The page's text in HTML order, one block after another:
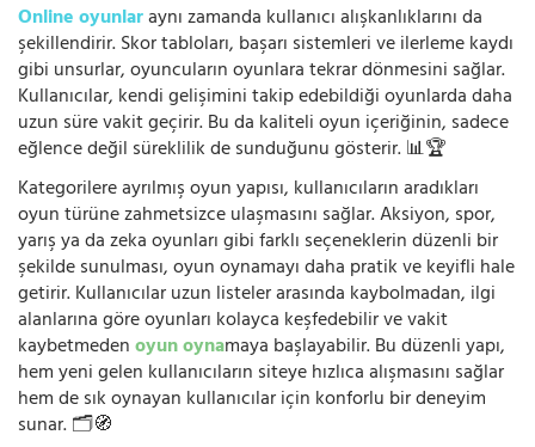
Online oyunlaraynı zamanda kullanıcı alışkanlıklarını da
şekillendirir. Skor tabloları, başarı sistemleri ve ilerleme kaydı
gibi unsurlar, oyuncuların oyunlara tekrar dönmesini sağlar.
Kullanıcılar, kendi gelişimini takip edebildiği oyunlarda daha
uzun süre vakit geçirir. Bu da kaliteli oyun içeriğinin, sadece
eğlence değil süreklilik de sunduğunu gösterir. 📊🏆
Kategorilere ayrılmış oyun yapısı, kullanıcıların aradıkları
oyun türüne zahmetsizce ulaşmasını sağlar. Aksiyon, spor,
yarış ya da zeka oyunları gibi farklı seçeneklerin düzenli bir
şekilde sunulması, oyun oynamayı daha pratik ve keyifli hale
getirir. Kullanıcılar uzun listeler arasında kaybolmadan, ilgi
alanlarına göre oyunları kolayca keşfedebilir ve vakit
kaybetmedenoyun oynamaya başlayabilir. Bu düzenli yapı,
hem yeni gelen kullanıcıların siteye hızlıca alışmasını sağlar
hem de sık oynayan kullanıcılar için konforlu bir deneyim
sunar. 🗂️🧭